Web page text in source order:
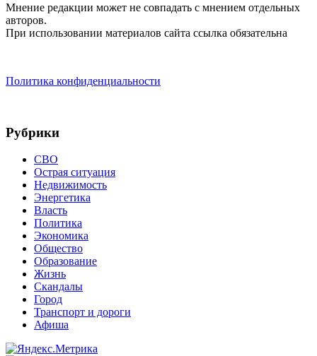
Мнение редакции может не совпадать с мнением отдельных
авторов.
При использовании материалов сайта ссылка обязательна
Политика конфиденциальности
Рубрики
СВО
Острая ситуация
Недвижимость
Энергетика
Власть
Политика
Экономика
Общество
Образование
Жизнь
Скандалы
Город
Транспорт и дороги
Афиша